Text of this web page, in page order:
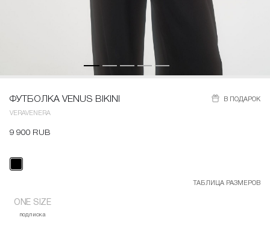
ФУТБОЛКА VENUS BIKINI В ПОДАРОК
VERAVENERA
9 900 RUB
ТАБЛИЦА РАЗМЕРОВ
ONE SIZE
подписка